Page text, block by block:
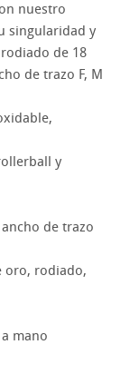
nuestro
singularidad y
de 18
de trazo F, M
y
de trazo
oro, rodiado,
mano